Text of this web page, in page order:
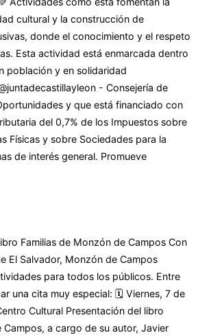
cultural y la construcción de
donde el conocimiento y el respeto
Esta actividad está enmarcada dentro
población y en solidaridad
- Consejería de
y que está financiado con
del 0,7% de los Impuestos sobre
Físicas y sobre Sociedades para la
de interés general. Promueve